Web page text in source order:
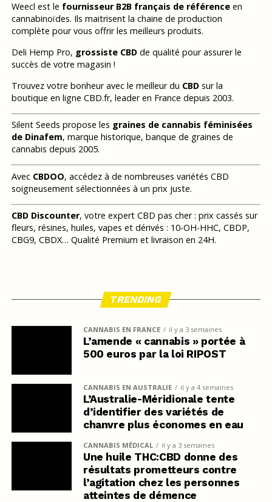
Weecl est le fournisseur B2B français de référenceen
cannabinoïdes. Ils maitrisent la chaine de production
complète pour vous offrir les meilleurs produits.
Deli Hemp Pro, grossiste CBDde qualité pour assurer le
succès de votre magasin !
Trouvez votre bonheur avec le meilleur du CBDsur la
boutique en ligne CBD.fr, leader en France depuis 2003.
Silent Seeds propose les graines de cannabis féminisées
de Dinafem, marque historique, banque de graines de
cannabis depuis 2005.
Avec CBDOO, accédez à de nombreuses variétés CBD
soigneusement sélectionnées à un prix juste.
CBD Discounter, votre expert CBD pas cher : prix cassés sur
fleurs, résines, huiles, vapes et dérivés : 10-OH-HHC, CBDP,
CBG9, CBDX… Qualité Premium et livraison en 24H.
TRENDING
CANNABIS EN FRANCE il y a 3 semaines
L’amende « cannabis » portée à
500 euros par la loi RIPOST
CANNABIS EN AUSTRALIE il y a 4 semaines
L’Australie-Méridionale tente
d’identifier des variétés de
chanvre plus économes en eau
CANNABIS MÉDICAL il y a 3 semaines
Une huile THC:CBD donne des
résultats prometteurs contre
l’agitation chez les personnes
atteintes de démence